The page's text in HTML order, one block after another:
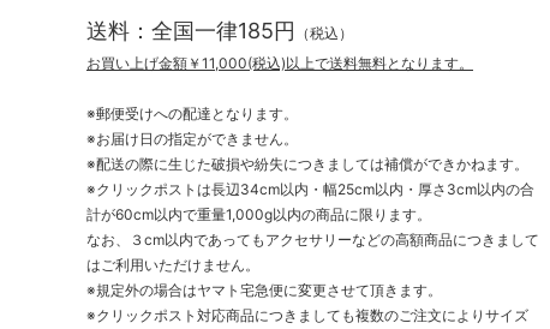
送料：全国一律185円 （税込）
お買い上げ金額￥11,000(税込)以上で送料無料となります。
※郵便受けへの配達となります。
※お届け日の指定ができません。
※配送の際に生じた破損や紛失につきましては補償ができかねます。
※クリックポストは長辺34cm以内・幅25cm以内・厚さ3cm以内の合
計が60cm以内で重量1,000g以内の商品に限ります。
なお、３cm以内であってもアクセサリーなどの高額商品につきまして
はご利用いただけません。
※規定外の場合はヤマト宅急便に変更させて頂きます。
※クリックポスト対応商品につきましても複数のご注文によりサイズ